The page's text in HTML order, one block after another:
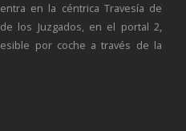
en la céntrica Travesía de
los Juzgados, en el portal 2,
por coche a través de la